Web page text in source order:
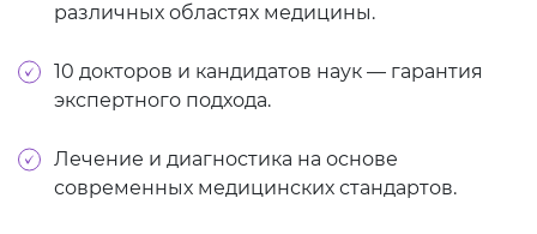
различных областях медицины.
10 докторов и кандидатов наук — гарантия
экспертного подхода.
Лечение и диагностика на основе
современных медицинских стандартов.